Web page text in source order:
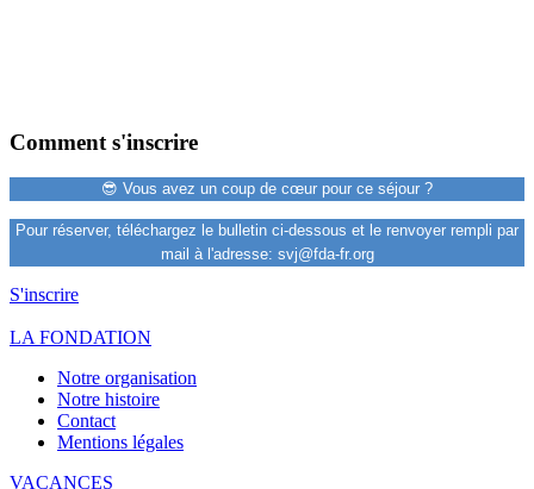
Comment s'inscrire
😎 Vous avez un coup de cœur pour ce séjour ?
Pour réserver, téléchargez le bulletin ci-dessous et le renvoyer rempli par
mail à l'adresse: svj@fda-fr.org
S'inscrire
LA FONDATION
Notre organisation
Notre histoire
Contact
Mentions légales
VACANCES